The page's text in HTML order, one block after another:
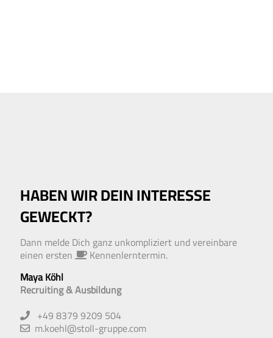
HABEN WIR DEIN INTERESSE
GEWECKT?
Dann melde Dich ganz un­kompliziert und ver­einbare
einen ersten
Kennen­lern­termin.
Maya Köhl
Recruiting & Ausbildung
+49 8379 9209 504
m.koehl@stoll-gruppe.com